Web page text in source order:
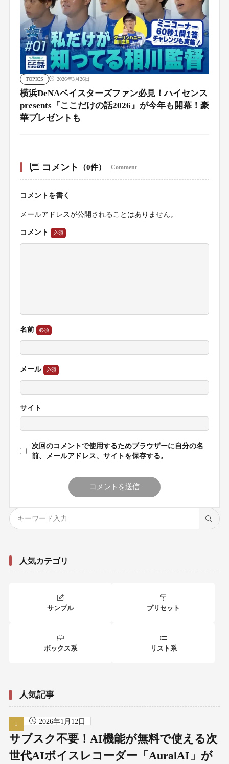
TOPICS 2026年3月26日
横浜DeNAベイスターズファン必見！ハイセンス
presents『ここだけの話2026』が今年も開幕！豪
華プレゼントも
コメント （0件） Comment
コメントを書く
メールアドレスが公開されることはありません。
コメント
名前
メール
サイト
次回のコメントで使用するためブラウザーに自分の名
前、メールアドレス、サイトを保存する。
人気カテゴリ
サンプル プリセット
ボックス系 リスト系
人気記事
2026年1月12日
サブスク不要！AI機能が無料で使える次
世代AIボイスレコーダー「AuralAI」が